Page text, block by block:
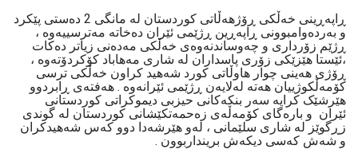
ڕاپەڕینی خەڵکی ڕۆژهەڵاتی کوردستان لە مانگی 2 دەستی پێكرد
و بەردەوامبوونی ڕاپەڕین ڕژێمی ئێران دەخاتە مەترسییەوە ،
ڕژێم زۆرداری و چەوساندنەوەی خەڵکی مەدەنی زیاتر دەکات
،ئێستا هێزێکی زۆری پاسداران لە شاری مەهاباد كۆكردۆتەوە ،
ڕۆژی هەینی چوار هاوڵاتی کورد شەهید كراون خەڵکی ترسی
كۆمەڵكوژییان هەتە لەلایەن ڕژێمی ئێرانەوە . هەفتەی ڕابردوو
هێرشێک کرایە سەر بنکەکانی حیزبی دیموکراتی كوردستانی
ئێران و بارەگای کۆمەڵەی زەحمەتكێشانی كوردستان لە گوندی
زڕگوێز لە شاری سلێمانی ، لەو هێرشەدا دوو کەس شەهیدكران
و شەش کەسی دیکەش برینداربوون .